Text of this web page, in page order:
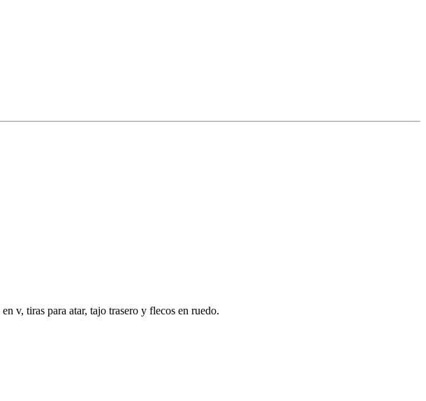
v, tiras para atar, tajo trasero y flecos en ruedo.